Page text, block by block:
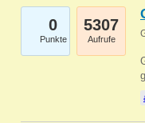
0
Punkte
5307
Aufrufe